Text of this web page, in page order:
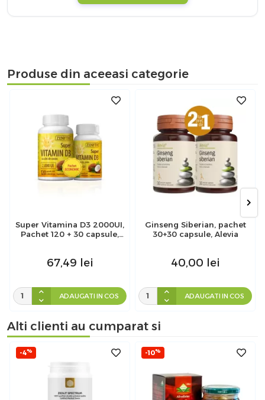
Produse din aceeasi categorie
Super Vitamina D3 2000UI,
Pachet 120 + 30 capsule,
67,49 lei
ADAUGATI IN COS
Ginseng Siberian, pachet
30+30 capsule, Alevia
40,00 lei
ADAUGATI IN COS
Alti clienti au cumparat si
-4% -10%